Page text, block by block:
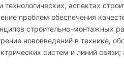
аспектах
проблем обеспечения
строительно-монтажных
нововведений в технике,
систем и линий связи;